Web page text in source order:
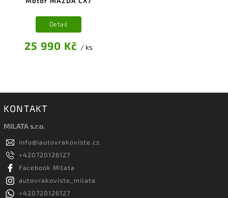
25 990 Kč / ks
Detail
KONTAKT
MILATA s.r.o.
info@iautovrakoviste.cz
+420720126127
Facebook Milata
autovrakoviste_milata
+420720126127